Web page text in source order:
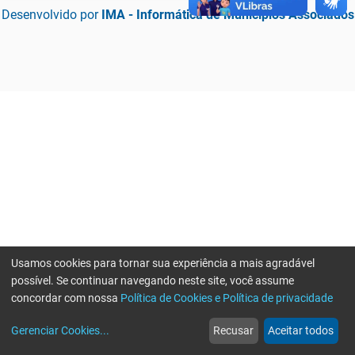
Desenvolvido por IMA - Informática de Municípios Associados
web
Notícias
more_horiz
Mais
Usamos cookies para tornar sua experiência a mais agradável
possível. Se continuar navegando neste site, você assume
concordar com nossa Política de Cookies e Política de privacidade
Gerenciar Cookies... Recusar Aceitar todos
Erro ao enviar informações, por favor tente novamente